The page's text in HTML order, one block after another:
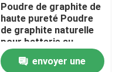
Poudre de graphite de
haute pureté Poudre
de graphite naturelle
pour batterie au
lithium Matériau de
base de l'anode
envoyer une